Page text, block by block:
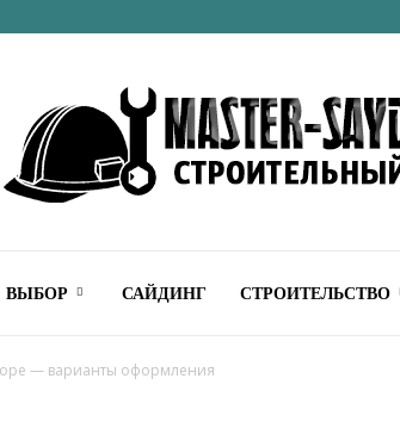
Строительный
ВЫБОР САЙДИНГ СТРОИТЕЛЬСТВО
— варианты оформления